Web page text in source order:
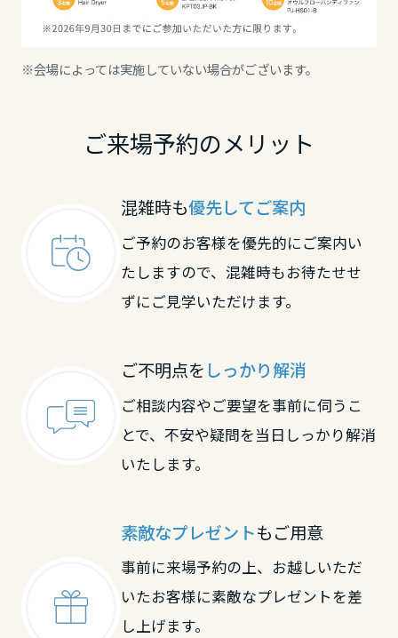
※会場によっては実施していない場合がございます。
ご来場予約のメリット
混雑時も優先してご案内
ご予約のお客様を優先的にご案内い
たしますので、混雑時もお待たせせ
ずにご見学いただけます。
ご不明点を しっかり解消
ご相談内容やご要望を事前に伺うこ
とで、不安や疑問を当日しっかり解消
いたします。
素敵なプレゼントもご用意
事前に来場予約の上、お越しいただ
いたお客様に素敵なプレゼントを差
し上げます。
高知県
九州エリア
長崎県
大分県